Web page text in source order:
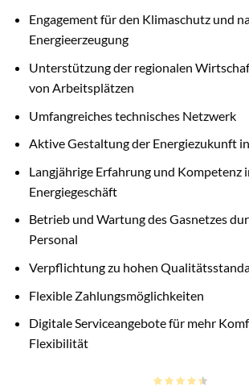
Engagement für den Klimaschutz und
Energieerzeugung
Unterstützung der regionalen
von Arbeitsplätzen
Umfangreiches technisches Netzwerk
Aktive Gestaltung der Energiezukunft
Langjährige Erfahrung und Kompetenz
Energiegeschäft
Betrieb und Wartung des Gasnetzes
Personal
Verpflichtung zu hohen
Flexible Zahlungsmöglichkeiten
Digitale Serviceangebote für mehr
Flexibilität